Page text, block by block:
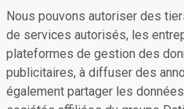
Nous pouvons autoriser des
de services autorisés, les
plateformes de gestion des
publicitaires, à diffuser des
également partager les